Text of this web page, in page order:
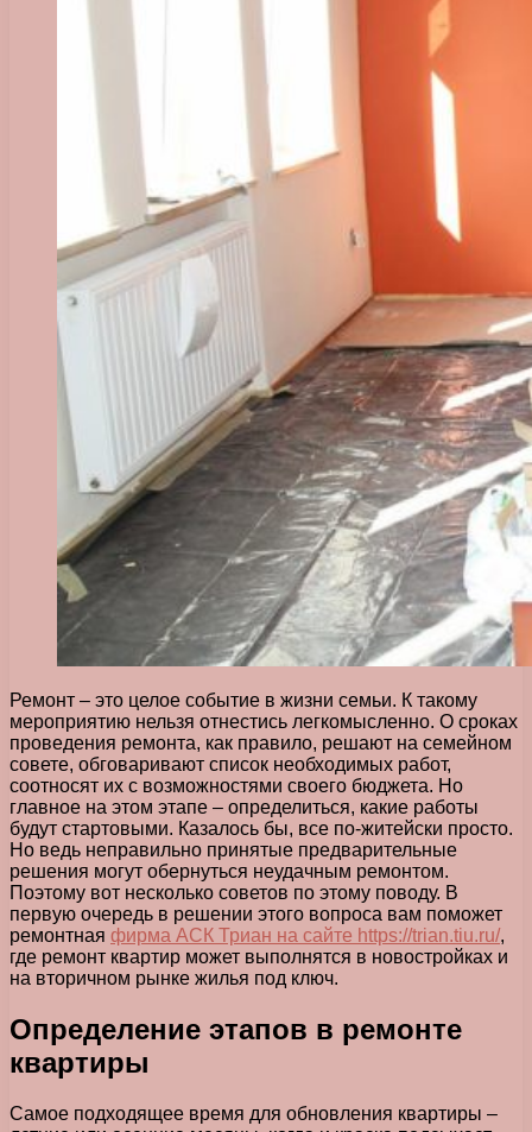
Ремонт – это целое событие в жизни семьи. К такому
мероприятию нельзя отнестись легкомысленно. О сроках
проведения ремонта, как правило, решают на семейном
совете, обговаривают список необходимых работ,
соотносят их с возможностями своего бюджета. Но
главное на этом этапе – определиться, какие работы
будут стартовыми. Казалось бы, все по-житейски просто.
Но ведь неправильно принятые предварительные
решения могут обернуться неудачным ремонтом.
Поэтому вот несколько советов по этому поводу. В
первую очередь в решении этого вопроса вам поможет
ремонтная фирма АСК Триан на сайте https://trian.tiu.ru/,
где ремонт квартир может выполнятся в новостройках и
на вторичном рынке жилья под ключ.
Определение этапов в ремонте
квартиры
Самое подходящее время для обновления квартиры –